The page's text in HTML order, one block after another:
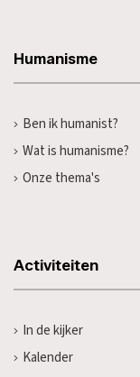
Humanisme
Ben ik humanist?
Wat is humanisme?
Onze thema's
Activiteiten
In de kijker
Kalender